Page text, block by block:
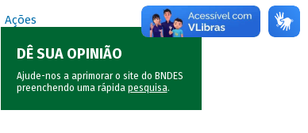
Ações
DÊ SUA OPINIÃO
Ajude-nos a aprimorar o site do BNDES
preenchendo uma rápida pesquisa.